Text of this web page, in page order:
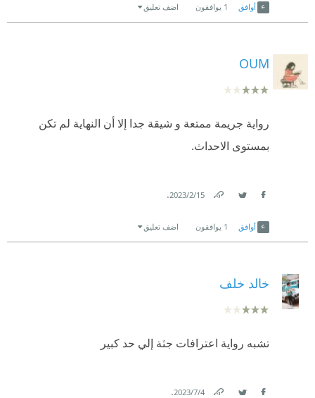
أوافق 1 يوافقون اضف تعليق
OUM
رواية جريمة ممتعة و شيقة جدا إلا أن النهاية لم تكن
بمستوى الاحداث.
15‏/2‏/2023
.
أوافق 1 يوافقون اضف تعليق
خالد خلف
تشبه رواية اعترافات جثة إلي حد كبير
4‏/7‏/2023
.